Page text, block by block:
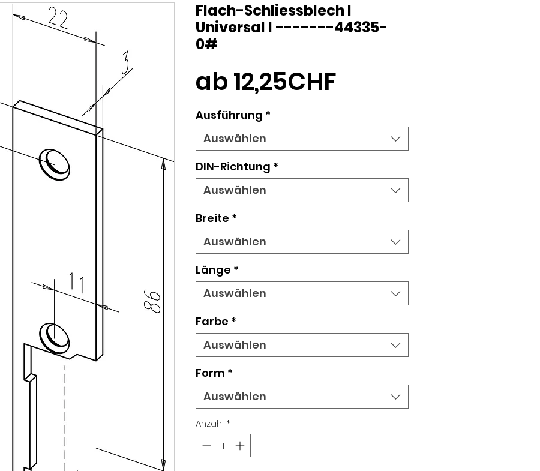
Flach-Schliessblech I
Universal I -------44335-
0#
ab12,25CHFSale-
Ausführung *
Auswählen
DIN-Richtung *
Auswählen
Breite *
Auswählen
Länge *
Auswählen
Farbe *
Auswählen
Form *
Auswählen
Anzahl *